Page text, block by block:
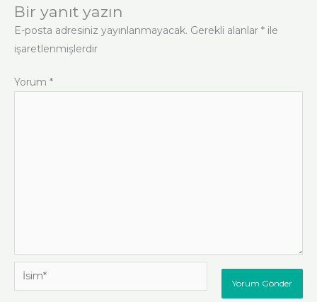
Bir yanıt yazın
E-posta adresiniz yayınlanmayacak. Gerekli alanlar * ile
işaretlenmişlerdir
Yorum *
İsim*